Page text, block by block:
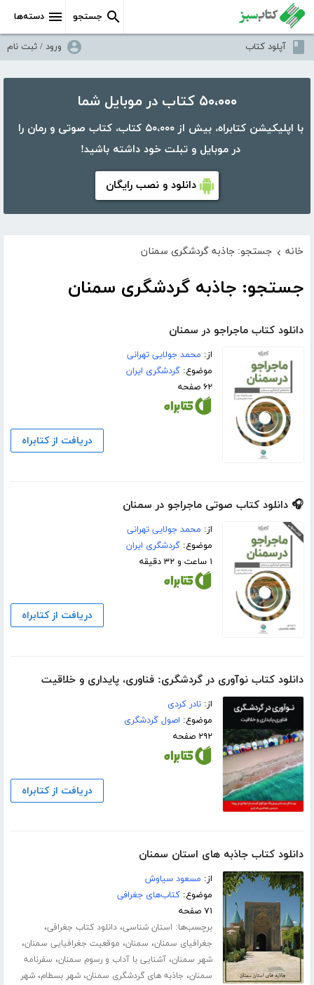
دسته‌ها جستجو
آپلود کتاب ورود / ثبت نام
۵۰،۰۰۰ کتاب در موبایل شما
با اپلیکیشن کتابراه، بیش از ۵۰،۰۰۰ کتاب، کتاب صوتی و رمان را
در موبایل و تبلت خود داشته باشید!
دانلود و نصب رایگان
خانه › جستجو: جاذبه گردشگری سمنان
جستجو: جاذبه گردشگری سمنان
دانلود کتاب ماجراجو در سمنان
از: محمد جولایی تهرانی
موضوع:گردشگری ایران
۶۲ صفحه
دریافت از کتابراه
🎧 دانلود کتاب صوتی ماجراجو در سمنان
از: محمد جولایی تهرانی
موضوع:گردشگری ایران
۱ ساعت و ۳۲ دقیقه
دریافت از کتابراه
دانلود کتاب نوآوری در گردشگری: فناوری، پایداری و خلاقیت
از:نادر کردی
موضوع: اصول گردشگری
۲۹۲ صفحه
دریافت از کتابراه
دانلود کتاب جاذبه های استان سمنان
از: مسعود سیاوش
موضوع:کتاب‌های جغرافی
۷۱ صفحه
برچسب‌ها: استان شناسی،دانلود کتاب جغرافی،
جغرافیای سمنان، سمنان، موقعیت جغرافیایی سمنان،
شهر سمنان،آشنایی با آداب و رسوم سمنان، سفرنامه
سمنان، جاذبه های گردشگری سمنان،شهر بسطام،شهر